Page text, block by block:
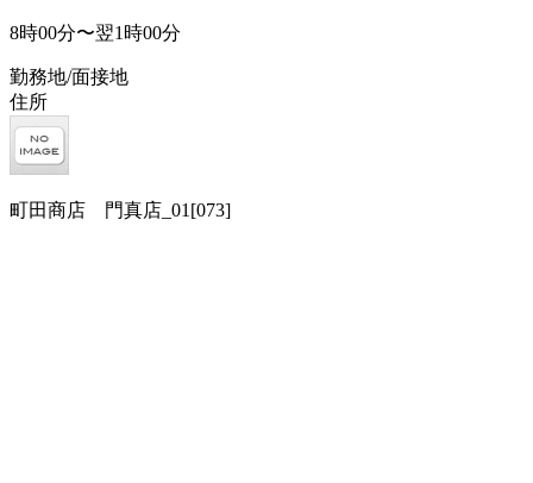
8時00分〜翌1時00分
勤務地/面接地
住所
町田商店 門真店_01[073]